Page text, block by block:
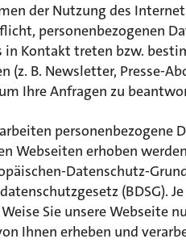
der Nutzung des
personenbezogenen
in Kontakt treten bzw.
(z. B. Newsletter, Presse-
Ihre Anfragen zu
personenbezogene
Webseiten erhoben
Datenschutz-
(BDSG).
Sie unsere Webseite
Ihnen erheben und